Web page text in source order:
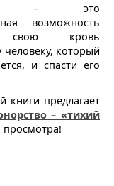
– это
возможность
свою кровь
который
и спасти его
книги предлагает
– «тихий
просмотра!